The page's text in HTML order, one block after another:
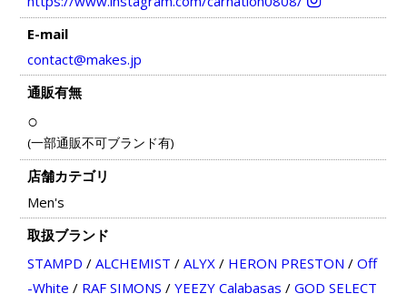
E-mail
contact@makes.jp
通販有無
○
(一部通販不可ブランド有)
店舗カテゴリ
Men's
取扱ブランド
STAMPD / ALCHEMIST / ALYX/ HERON PRESTON / Off
-White / RAF SIMONS / YEEZY Calabasas / GOD SELECT